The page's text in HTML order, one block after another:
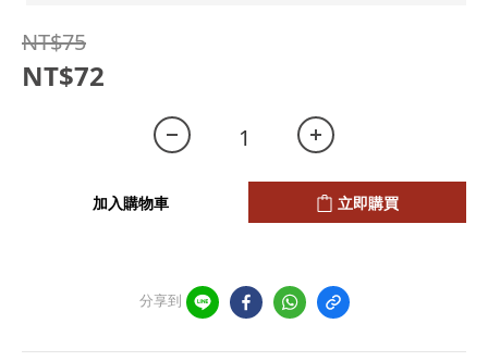
NT$75
NT$72
加入購物車 立即購買
分享到